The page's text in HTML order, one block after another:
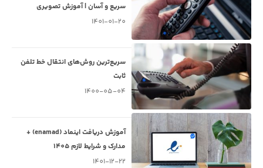
سریع و آسان | آموزش تصویری
1401-01-20
سریع‌ترین روش‌های انتقال خط تلفن
ثابت
1400-05-04
آموزش دریافت اینماد (enamad) +
مدارک و شرایط لازم 1405
1401-12-22